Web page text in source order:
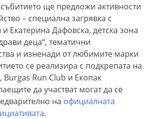
ще предложи активности
– специална загрявка с
Екатерина Дафовска, детска зона
деца“, тематични
и изненади от любимите марки
се реализира с подкрепата на
Run Club и Екопак
да участват могат да се
на официалната
.